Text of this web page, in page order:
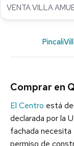
VENTA VILLA
Pincali
Comprar en
El Centro está
declarada por la
fachada
permiso de